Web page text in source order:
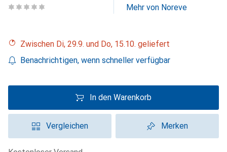
Mehr von Noreve
Zwischen Di, 29.9. und Do, 15.10. geliefert
Benachrichtigen, wenn schneller verfügbar
In den Warenkorb
Vergleichen Merken